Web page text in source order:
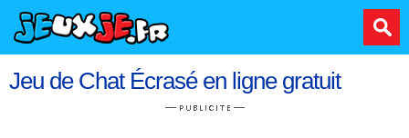
Jeu de Chat Écrasé en ligne gratuit